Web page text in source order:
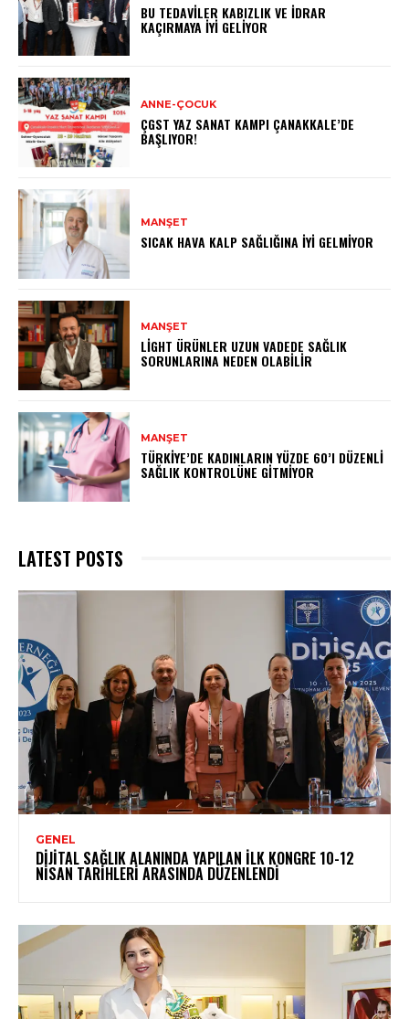
BU TEDAVILER KABIZLIK VE İDRAR
KAÇIRMAYA İYI GELIYOR
ANNE-ÇOCUK
ÇGST YAZ SANAT KAMPI ÇANAKKALE’DE
BAŞLIYOR!
MANŞET
SICAK HAVA KALP SAĞLIĞINA İYI GELMIYOR
MANŞET
LIGHT ÜRÜNLER UZUN VADEDE SAĞLIK
SORUNLARINA NEDEN OLABILIR
MANŞET
TÜRKIYE’DE KADINLARIN YÜZDE 60’I DÜZENLI
SAĞLIK KONTROLÜNE GITMIYOR
LATEST POSTS
GENEL
DIJITAL SAĞLIK ALANINDA YAPILAN İLK KONGRE 10-12
NISAN TARIHLERI ARASINDA DÜZENLENDI